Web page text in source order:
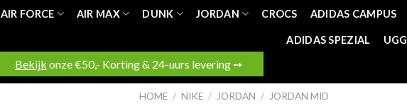
AIR FORCE AIR MAX DUNK JORDAN CROCS ADIDAS CAMPUS
ADIDAS SPEZIAL UGG
Bekijk onze €50,- Korting & 24-uurs levering ➙
HOME / NIKE / JORDAN / JORDAN MID